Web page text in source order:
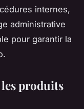
internes,
administrative
pour garantir la
produits